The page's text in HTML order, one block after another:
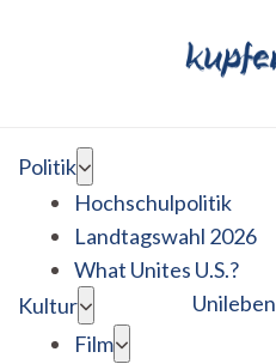
Politik
Hochschulpolitik
Landtagswahl 2026
What Unites U.S.?
Kultur
Film
Unileben